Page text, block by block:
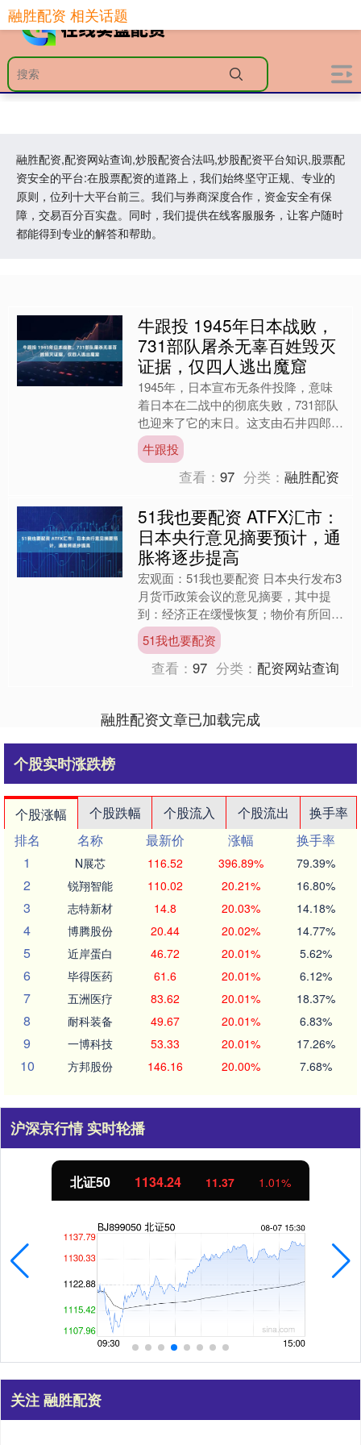
融胜配资,配资网站查询,炒股配资合法吗,炒股配资平台知识,股票配
资安全的平台:在股票配资的道路上，我们始终坚守正规、专业的
原则，位列十大平台前三。我们与券商深度合作，资金安全有保
障，交易百分百实盘。同时，我们提供在线客服服务，让客户随时
都能得到专业的解答和帮助。
融胜配资 相关话题
牛跟投 1945年日本战败，
731部队屠杀无辜百姓毁灭
证据，仅四人逃出魔窟
1945年，日本宣布无条件投降，意味
着日本在二战中的彻底失败，731部队
也迎来了它的末日。这支由石井四郎创
建的部队，堪称人类历史上的“魔窟”，
它在中国东北进行着....
牛跟投
查看：97 分类：融胜配资
51我也要配资 ATFX汇市：
日本央行意见摘要预计，通
胀将逐步提高
宏观面：51我也要配资 日本央行发布3
月货币政策会议的意见摘要，其中提
到：经济正在缓慢恢复；物价有所回
升；消费者价格的基本涨幅将逐步提
高，后期将于价格稳定目标相....
51我也要配资
查看：97 分类：配资网站查询
融胜配资文章已加载完成
个股实时涨跌榜
个股涨幅 个股跌幅 个股流入 个股流出
换手率
排名
名称 最新价 涨幅
换手率
1
N展芯 116.52 396.89% 79.39%
2 锐翔智能 110.02 20.21% 16.80%
3 志特新材 14.8 20.03% 14.18%
4 博腾股份 20.44 20.02% 14.77%
5 近岸蛋白 46.72 20.01% 5.62%
6 毕得医药 61.6 20.01% 6.12%
7 五洲医疗 83.62 20.01% 18.37%
8 耐科装备 49.67 20.01% 6.83%
9 一博科技 53.33 20.01% 17.26%
10 方邦股份 146.16 20.00% 7.68%
沪深京行情 实时轮播
北证50 1134.24 11.37 1.01%
关注 融胜配资